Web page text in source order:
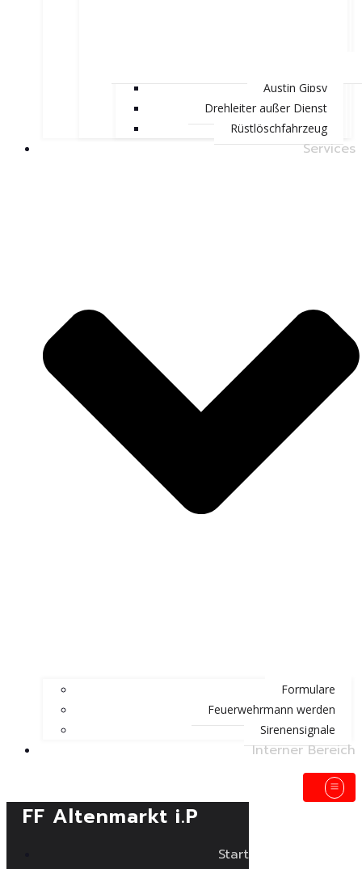
Austin Gipsy
Drehleiter außer Dienst
Rüstlöschfahrzeug
Services
Formulare
Feuerwehrmann werden
Sirenensignale
Interner Bereich
FF Altenmarkt i.P
Start